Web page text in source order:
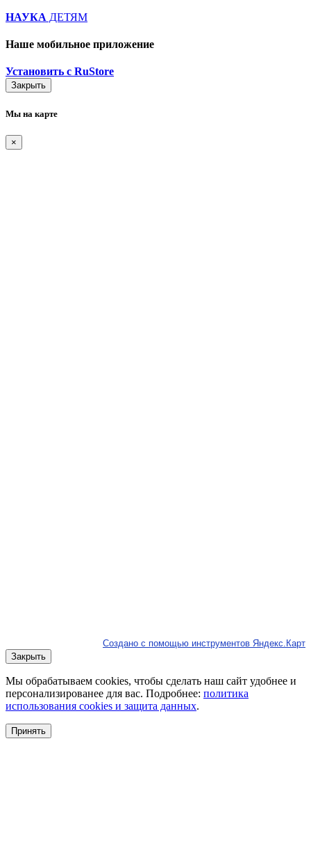
НАУКА ДЕТЯМ
Наше мобильное приложение
Установить с RuStore
Закрыть
Мы на карте
×
Создано с помощью инструментов Яндекс.Карт
Закрыть
Мы обрабатываем cookies, чтобы сделать наш сайт удобнее и
персонализированее для вас. Подробнее: политика
использования cookies и защита данных.
Принять